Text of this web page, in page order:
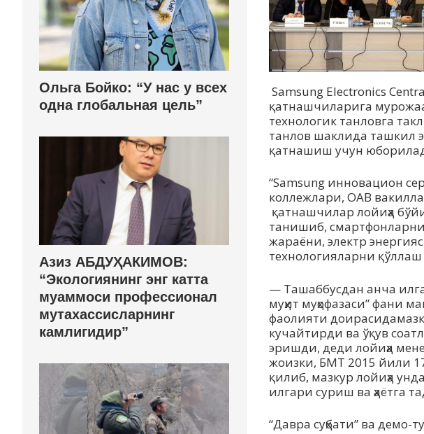
Samsung Electronics
қатнашчиларига
технологик танловга
танлов шаклида ташкил
қатнашиш учун
“Samsung инновацион
коллежлари, ОАВ
қатнашчилар лойиҳа
танишиб,
жараёни, электр
технологияларни
— Ташаббусдан анча
муҳит муҳофазаси” фани
фаолияти
кучайтирди ва ўқув
эришди, деди лойиҳа
жоизки, БМТ 2015 йили
қилиб, мазкур лойиҳа
илгари суриш ва ҳаётга
“Давра суҳбати” ва
Ольга Бойко: “У нас у всех
одна глобальная цель”
Азиз АБДУҲАКИМОВ:
“Экологиянинг энг катта
муаммоси профессионал
мутахассисларнинг
камлигидир”